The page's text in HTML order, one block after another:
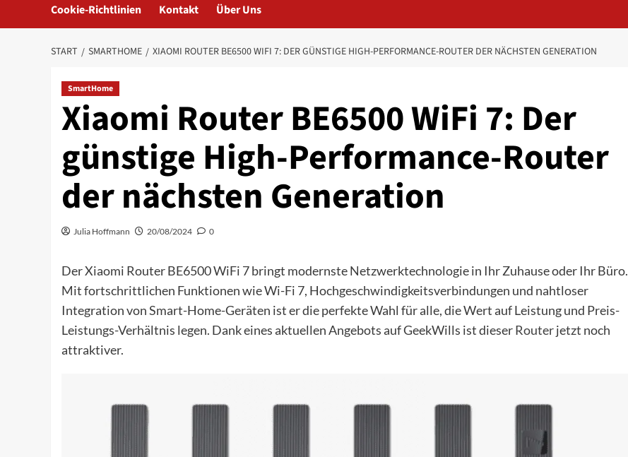
Cookie-Richtlinien Kontakt Über Uns
START SMARTHOME XIAOMI ROUTER BE6500 WIFI 7: DER GÜNSTIGE HIGH-PERFORMANCE-ROUTER DER NÄCHSTEN GENERATION
SmartHome
Xiaomi Router BE6500 WiFi 7: Der
günstige High-Performance-Router
der nächsten Generation
Julia Hoffmann 20/08/2024 0
Der Xiaomi Router BE6500 WiFi 7 bringt modernste Netzwerktechnologie in Ihr Zuhause oder Ihr Büro.
Mit fortschrittlichen Funktionen wie Wi-Fi 7, Hochgeschwindigkeitsverbindungen und nahtloser
Integration von Smart-Home-Geräten ist er die perfekte Wahl für alle, die Wert auf Leistung und Preis-
Leistungs-Verhältnis legen. Dank eines aktuellen Angebots auf GeekWills ist dieserRouterjetzt noch
attraktiver.